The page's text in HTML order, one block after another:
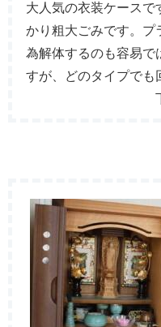
大人気の衣装ケースで
かり粗大ごみです。プ
為解体するのも容易で
すが、どのタイプでも